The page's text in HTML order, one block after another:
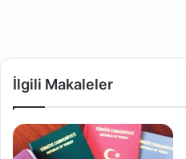
İlgili Makaleler